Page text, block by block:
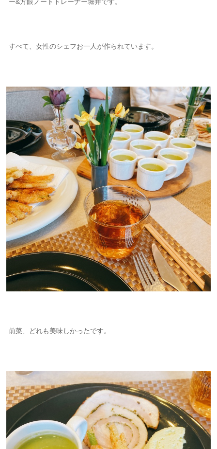
すべて、女性のシェフお一人が作られています。
前菜、どれも美味しかったです。